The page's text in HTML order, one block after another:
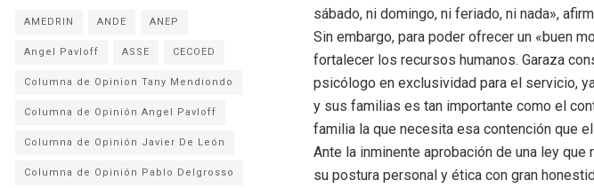
sábado, ni domingo, ni feriado, ni nada»,
Sin embargo, para poder ofrecer un «buen
fortalecer los recursos humanos. Garaza
psicólogo en exclusividad para el servicio,
y sus familias es tan importante como el
familia la que necesita esa contención que
Ante la inminente aprobación de una ley que
su postura personal y ética con gran
AMEDRIN ANDE ANEP
Angel Pavloff ASSE CECOED
Columna de Opinion Tany Mendiondo
Columna de Opinión Angel Pavloff
Columna de Opinión Javier De León
Columna de Opinión Pablo Delgrosso